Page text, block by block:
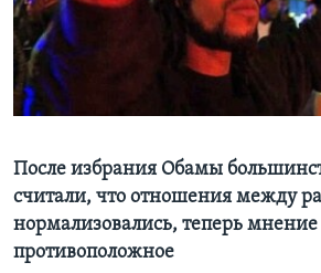
Learning English
СОЦИАЛЬНЫЕ СЕТИ
Языки
После избрания Обамы
считали, что отношения между
нормализовались, теперь
противоположное